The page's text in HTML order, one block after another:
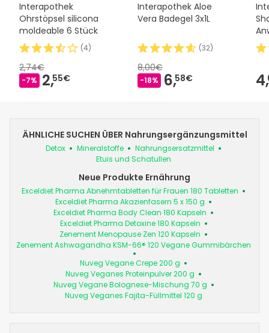
Interapothek
Ohrstöpsel silicona
moldeable 6 Stück
(4)
2,74€
-7% 2,55€
Interapothek Aloe
Vera Badegel 3x1L
(32)
8,00€
-18% 6,58€ 4,
ÄHNLICHE SUCHEN ÜBER Nahrungsergänzungsmittel
Detox Mineralstoffe
Nahrungsersatzmittel
Etuis und Schatullen
Neue Produkte Ernährung
Exceldiet Pharma Abnehmtabletten für Frauen 180 Tabletten
Exceldiet Pharma Akazienfasern 5 x 150 g
Exceldiet Pharma Body Clean 180 Kapseln
Exceldiet Pharma Detoxine 180 Kapseln
Zenement Menopause Zen 120 Kapseln
Zenement Ashwagandha KSM-66® 120 Vegane Gummibärchen
Nuveg Vegane Crepe 200 g
Nuveg Veganes Proteinpulver 200 g
Nuveg Vegane Bolognese-Mischung 70 g
Nuveg Veganes Fajita-Füllmittel 120 g